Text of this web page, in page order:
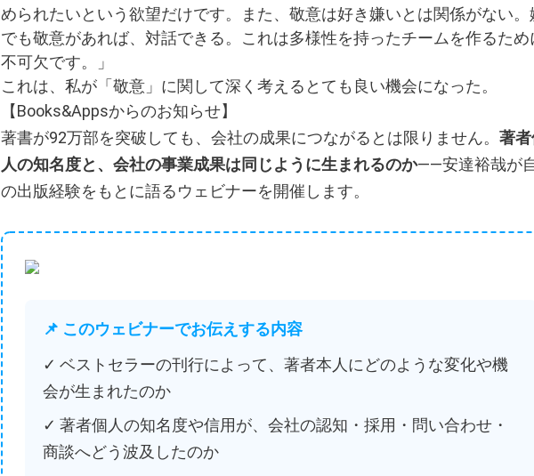
められたいという欲望だけです。また、敬意は好き嫌いとは関係がない。
でも敬意があれば、対話できる。これは多様性を持ったチームを作るため
不可欠です。」
これは、私が「敬意」に関して深く考えるとても良い機会になった。
【Books&Appsからのお知らせ】
著書が92万部を突破しても、会社の成果につながるとは限りません。 著
人の知名度と、会社の事業成果は同じように生まれるのか——安達裕哉が
の出版経験をもとに語るウェビナーを開催します。
📌 このウェビナーでお伝えする内容
✓ ベストセラーの刊行によって、著者本人にどのような変化や機
会が生まれたのか
✓ 著者個人の知名度や信用が、会社の認知・採用・問い合わせ・
商談へどう波及したのか